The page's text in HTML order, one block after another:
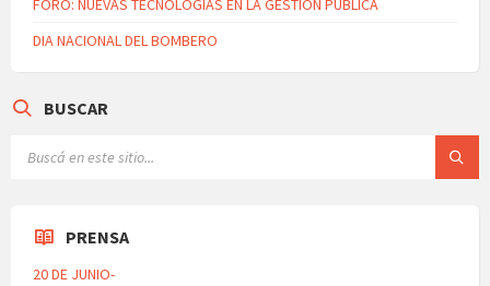
FORO: NUEVAS TECNOLOGIAS EN LA GESTION PUBLICA
DIA NACIONAL DEL BOMBERO
BUSCAR
PRENSA
20 DE JUNIO-